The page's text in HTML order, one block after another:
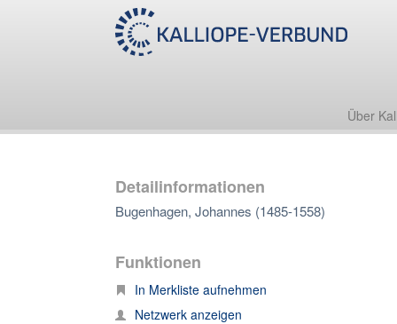
Über
Detailinformationen
Bugenhagen, Johannes (1485-1558)
Funktionen
In Merkliste aufnehmen
Netzwerk anzeigen